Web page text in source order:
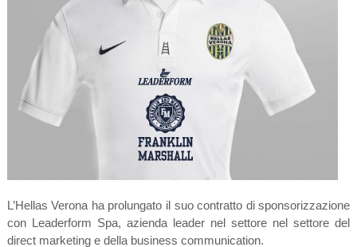
L’Hellas Verona ha prolungato il suo contratto di sponsorizzazione
con Leaderform Spa, azienda leader nel settore nel settore del
direct marketing e della business communication.